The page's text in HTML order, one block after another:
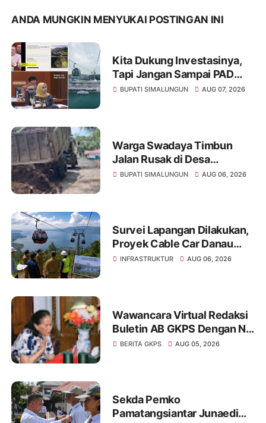
ANDA MUNGKIN MENYUKAI POSTINGAN INI
Kita Dukung Investasinya,
Tapi Jangan Sampai PAD
Simalungun yang Jadi
BUPATI SIMALUNGUN AUG 07, 2026
Warga Swadaya Timbun
Jalan Rusak di Desa
Sibangun Mariah, Harapkan
BUPATI SIMALUNGUN AUG 06, 2026
Survei Lapangan Dilakukan,
Proyek Cable Car Danau
Toba Masih Terkendala
INFRASTRUKTUR AUG 06, 2026
Wawancara Virtual Redaksi
Buletin AB GKPS Dengan Ny
St RK Purba Pakpak Boru
BERITA GKPS AUG 05, 2026
Sekda Pemko
Pamatangsiantar Junaedi